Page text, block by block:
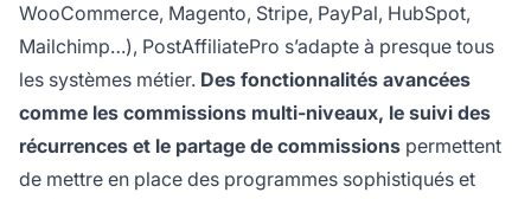
WooCommerce, Magento, Stripe, PayPal, HubSpot,
Mailchimp…), PostAffiliatePro s’adapte à presque tous
les systèmes métier. Des fonctionnalités avancées
comme les commissions multi-niveaux, le suivi des
récurrences et le partage de commissions permettent
de mettre en place des programmes sophistiqués et